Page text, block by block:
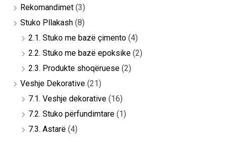
Rekomandimet (3)
Stuko Pllakash (8)
2.1. Stuko me bazë çimento (4)
2.2. Stuko me bazë epoksike (2)
2.3. Produkte shoqëruese (2)
Veshje Dekorative (21)
7.1. Veshje dekorative (16)
7.2. Stuko përfundimtare (1)
7.3. Astarë (4)